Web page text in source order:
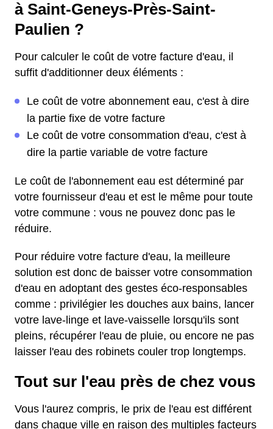
à Saint-Geneys-Près-Saint-
Paulien ?
Pour calculer le coût de votre facture d'eau, il
suffit d'additionner deux éléments :
Le coût de votre abonnement eau, c'est à dire
la partie fixe de votre facture
Le coût de votre consommation d'eau, c'est à
dire la partie variable de votre facture
Le coût de l'abonnement eau est déterminé par
votre fournisseur d'eau et est le même pour toute
votre commune : vous ne pouvez donc pas le
réduire.
Pour réduire votre facture d'eau, la meilleure
solution est donc de baisser votre consommation
d'eau en adoptant des gestes éco-responsables
comme : privilégier les douches aux bains, lancer
votre lave-linge et lave-vaisselle lorsqu'ils sont
pleins, récupérer l'eau de pluie, ou encore ne pas
laisser l'eau des robinets couler trop longtemps.
Tout sur l'eau près de chez vous
Vous l'aurez compris, le prix de l'eau est différent
dans chaque ville en raison des multiples facteurs